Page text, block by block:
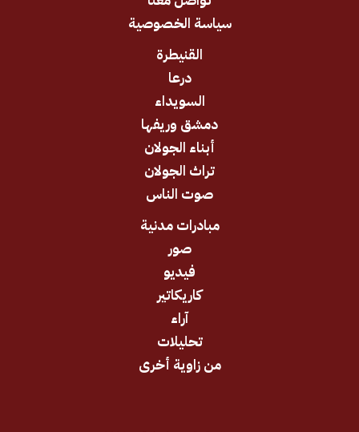
سياسة الخصوصية
دمشق وريفها
أبناء الجولان
تراث الجولان
صوت الناس
مبادرات مدنية
من زاوية أخرى